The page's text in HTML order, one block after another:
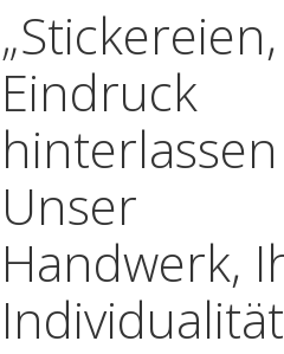
Eindruck
Unser
Handwerk,